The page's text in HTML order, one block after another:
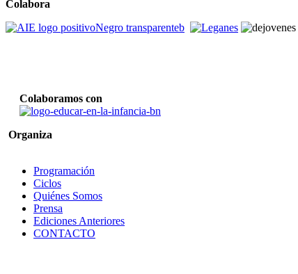
Colabora
Colaboramos con
Organiza
Programación
Ciclos
Quiénes Somos
Prensa
Ediciones Anteriores
CONTACTO